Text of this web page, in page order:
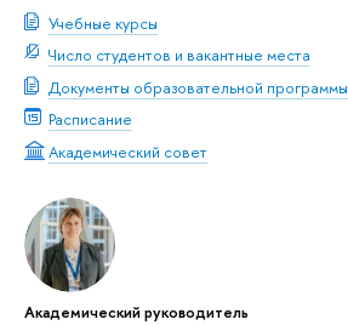
Учебные курсы
Число студентов и вакантные места
Документы образовательной программы
Расписание
Академический совет
Академический руководитель